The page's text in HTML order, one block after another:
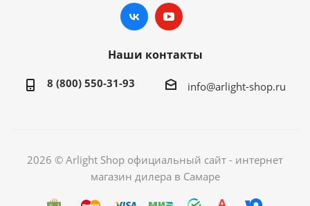
Наши контакты
8 (800) 550-31-93 info@arlight-shop.ru
2026 © Arlight Shop официальный сайт - интернет
магазин дилера в Самаре